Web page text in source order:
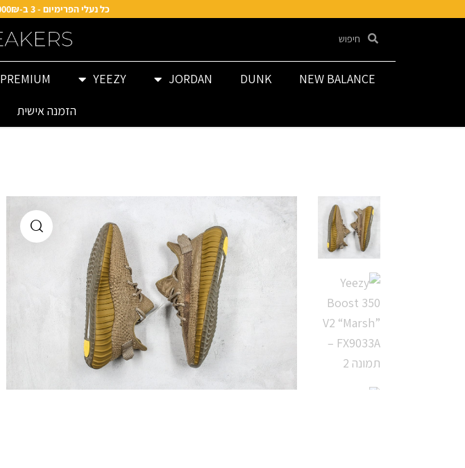
כל נעלי הפרימיום - 3 ב-2000₪ · נייק ואדידס - 3 ב-1200₪
NEW BALANCE
DUNK
JORDAN
YEEZY
PREMIUM
הזמנה אישית